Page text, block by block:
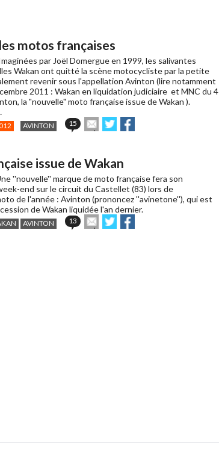
motos françaises
par Joël Domergue en 1999, les salivantes
Wakan ont quitté la scène motocycliste par la petite
revenir sous l'appellation Avinton (lire notamment
2011 : Wakan en liquidation judiciaire et MNC du 4
la "nouvelle" moto française issue de Wakan ).
AVINTON 15
Envoyer
cet
un
Partager
sur sur
issue de Wakan
''nouvelle'' marque de moto française fera son
end sur le circuit du Castellet (83) lors de
de l'année : Avinton (prononcez ''avinetone''), qui est
de Wakan liquidée l'an dernier.
AVINTON 13
Envoyer
cet
Partager
sur sur